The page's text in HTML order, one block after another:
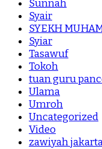
Sunnah
Syair
SYEKH
Syiar
Tasawuf
Tokoh
tuan guru
Ulama
Umroh
Uncategorized
Video
zawiyah